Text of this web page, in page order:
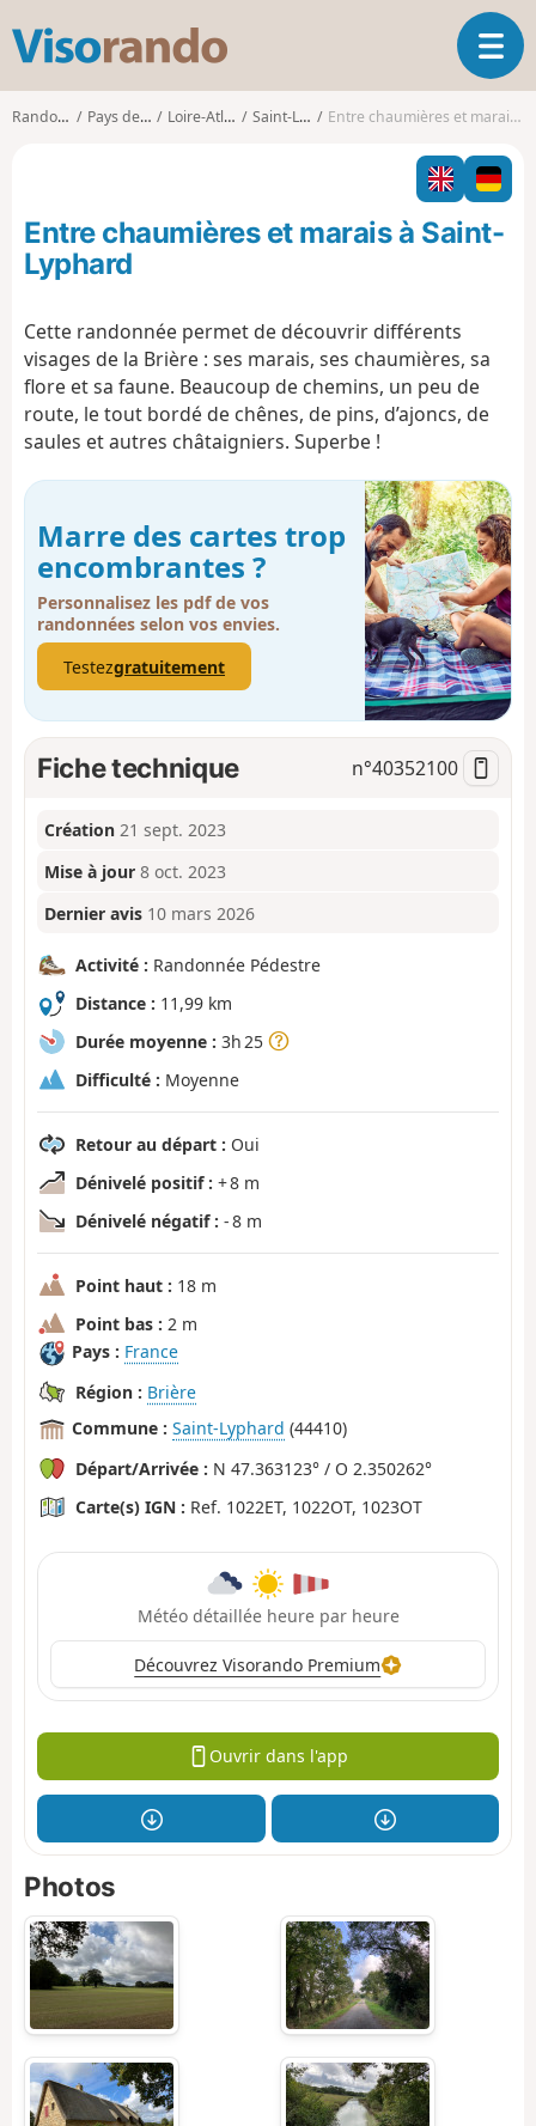
s
o
O
u
i
r
l
a
n
Randonnées Pays de la Loire Loire-Atlantique Saint-Lyphard Entre chaumières et marais à Saint-Lyphard
Entre chaumières et marais à Saint-
Lyphard
Cette randonnée permet de découvrir différents
visages de la Brière : ses marais, ses chaumières, sa
flore et sa faune. Beaucoup de chemins, un peu de
route, le tout bordé de chênes, de pins, d’ajoncs, de
saules et autres châtaigniers. Superbe !
Marre des cartes trop
encombrantes ?
Personnalisez les pdf de vos
randonnées selon vos envies.
Testezgratuitement
Fiche technique n°40352100
Création 21 sept. 2023
Mise à jour 8 oct. 2023
Dernier avis 10 mars 2026
Activité : Randonnée Pédestre
Distance : 11,99 km
Durée moyenne : 3h 25
Difficulté : Moyenne
Retour au départ : Oui
Dénivelé positif : + 8 m
Dénivelé négatif : - 8 m
Point haut : 18 m
Point bas : 2 m
Pays : France
Région : Brière
Commune : Saint-Lyphard (44410)
Départ/Arrivée : N 47.363123° / O 2.350262°
Carte(s) IGN : Ref. 1022ET, 1022OT, 1023OT
Météo détaillée heure par heure
Découvrez Visorando Premium
Ouvrir dans l'app
Photos